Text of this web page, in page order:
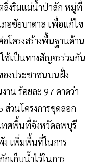
งริมแม่น้ำป่าสัก หมู่ที่
อชัยบาดาล เพื่อแก้ไข
โครงสร้างพื้นฐานด้าน
ช้เป็นทางสัญจรร่วมกัน
องประชาชนบนฝั่ง
น ร้อยละ 97 คาดว่า
วนโครงการขุดลอก
ทศพื้นที่จังหวัดลพบุรี
ง เพิ่มพื้นที่ในการ
เก็บน้ำไว้ในการ